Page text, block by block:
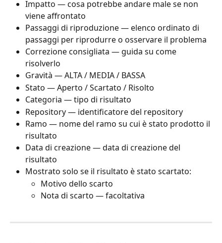
Impatto — cosa potrebbe andare male se non
viene affrontato
Passaggi di riproduzione — elenco ordinato di
passaggi per riprodurre o osservare il problema
Correzione consigliata — guida su come
risolverlo
Gravità — ALTA / MEDIA / BASSA
Stato — Aperto / Scartato / Risolto
Categoria — tipo di risultato
Repository — identificatore del repository
Ramo — nome del ramo su cui è stato prodotto il
risultato
Data di creazione — data di creazione del
risultato
Mostrato solo se il risultato è stato scartato:
Motivo dello scarto
Nota di scarto — facoltativa